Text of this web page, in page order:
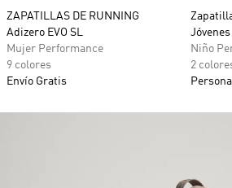
ZAPATILLAS DE RUNNING
Adizero EVO SL
Mujer Performance
9 colores
Envío Gratis
Jóvenes
Niño
2